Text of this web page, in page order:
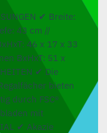
✔ Breite:
43 cm //
46 x 17 x 33
BxHxT: 51 x
✔ Die
bieten
durch FSC®
mit
✔ Akazie